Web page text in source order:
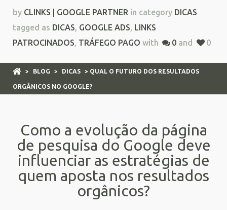
by CLINKS | GOOGLE PARTNER in category DICAS
tagged as DICAS, GOOGLE ADS, LINKS
PATROCINADOS, TRÁFEGO PAGO with 0 and 0
> BLOG > DICAS > QUAL O FUTURO DOS RESULTADOS
ORGÂNICOS NO GOOGLE?
Como a evolução da página
de pesquisa do Google deve
influenciar as estratégias de
quem aposta nos resultados
orgânicos?